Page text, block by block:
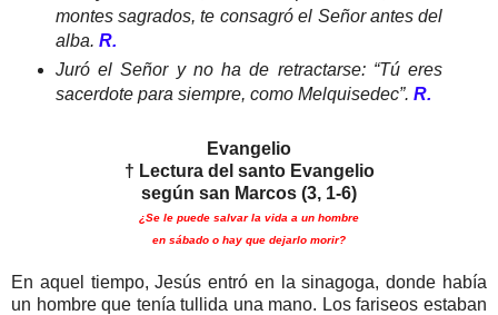
montes sagrados, te consagró el Señor antes del
alba. R.
Juró el Señor y no ha de retractarse: “Tú eres
sacerdote para siempre, como Melquisedec”. R.
Evangelio
† Lectura del santo Evangelio
según san Marcos (3, 1-6)
¿Se le puede salvar la vida a un hombre
en sábado o hay que dejarlo morir?
En aquel tiempo, Jesús entró en la sinagoga, donde había
un hombre que tenía tullida una mano. Los fariseos estaban